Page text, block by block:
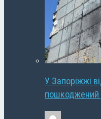
У Запоріжжі